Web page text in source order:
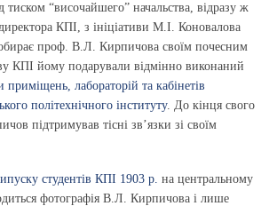
тиском “височайшего” начальства, відразу ж
КПІ, з ініціативи М.І. Коновалова
проф. В.Л. Кирпичова своїм почесним
КПІ йому подарували відмінно виконаний
лабораторій та кабінетів
політехнічного інституту. До кінця свого
підтримував тісні зв’язки зі своїм
студентів КПІ 1903 р. на центральному
фотографія В.Л. Кирпичова і лише